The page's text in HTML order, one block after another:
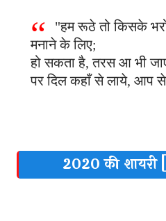
"हम रूठे तो किसके
मनाने के लिए;
हो सकता है, तरस आ भी
पर दिल कहाँ से लाये, आप
2020 की शायरी